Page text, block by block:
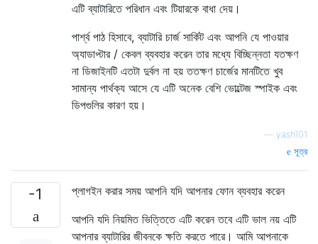
এটি ব্যাটারিতে পরিধান এবং টিয়ারকে বাধা দেয়।
পার্শ্ব পাঠ হিসাবে, ব্যাটারি চার্জ সার্কিট এবং আপনি যে পাওয়ার
অ্যাডাপ্টার / কেবল ব্যবহার করেন তার মধ্যে বিচ্ছিন্নতা যতক্ষণ
না ডিজাইনটি এতটা দুর্বল না হয় ততক্ষণ চার্জের মানটিতে খুব
সামান্য পার্থক্য আসে যে এটি অনেক বেশি ভোল্টেজ স্পাইক এবং
ডিপগুলির কারণ হয়।
yash101
সূত্র
-1
প্লাগইন করার সময় আপনি যদি আপনার ফোন ব্যবহার করেন
আপনি যদি নিয়মিত ভিত্তিতে এটি করেন তবে এটি ভাল নয় এটি
আপনার ব্যাটারির জীবনকে ক্ষতি করতে পারে। আমি আপনাকে